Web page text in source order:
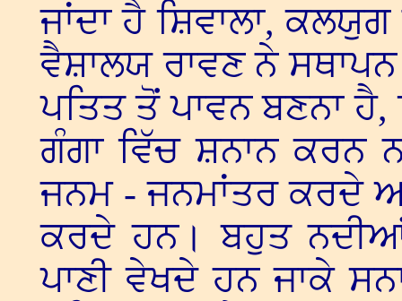
ਜਾਂਦਾ ਹੈ ਸ਼ਿਵਾਲਾ,
ਵੈਸ਼ਾਲਯ ਰਾਵਣ ਨੇ
ਪਤਿਤ ਤੋਂ ਪਾਵਨ ਬਣਨਾ ਹੈ,
ਗੰਗਾ ਵਿੱਚ ਸ਼ਨਾਨ ਕਰਨ
ਜਨਮ - ਜਨਮਾਂਤਰ ਕਰਦੇ
ਕਰਦੇ ਹਨ। ਬਹੁਤ
ਪਾਣੀ ਵੇਖਦੇ ਹਨ ਜਾਕੇ